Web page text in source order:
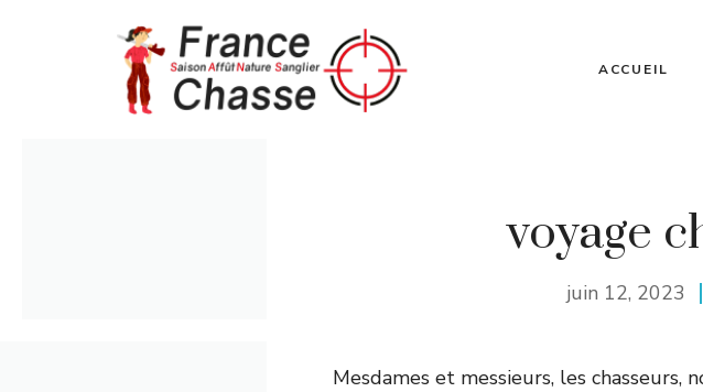
ACCUEIL
voyage
juin 12, 2023
Mesdames et messieurs, les chasseurs,